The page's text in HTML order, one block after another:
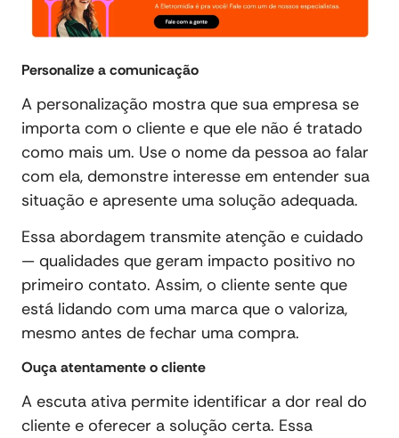
Personalize a comunicação
A personalização mostra que sua empresa se
importa com o cliente e que ele não é tratado
como mais um. Use o nome da pessoa ao falar
com ela, demonstre interesse em entender sua
situação e apresente uma solução adequada.
Essa abordagem transmite atenção e cuidado
— qualidades que geram impacto positivo no
primeiro contato. Assim, o cliente sente que
está lidando com uma marca que o valoriza,
mesmo antes de fechar uma compra.
Ouça atentamente o cliente
A escuta ativa permite identificar a dor real do
cliente e oferecer a solução certa. Essa